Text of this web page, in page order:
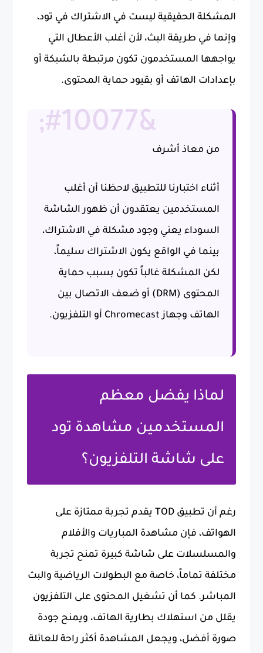
المشكلة الحقيقية ليست في الاشتراك في تود،
وإنما في طريقة البث، لأن أغلب الأعطال التي
يواجهها المستخدمون تكون مرتبطة بالشبكة أو
بإعدادات الهاتف أو بقيود حماية المحتوى.
من معاذ أشرف
أثناء اختبارنا للتطبيق لاحظنا أن أغلب
المستخدمين يعتقدون أن ظهور الشاشة
السوداء يعني وجود مشكلة في الاشتراك،
بينما في الواقع يكون الاشتراك سليماً،
لكن المشكلة غالباً تكون بسبب حماية
المحتوى (DRM) أو ضعف الاتصال بين
الهاتف وجهاز Chromecast أو التلفزيون.
لماذا يفضل معظم
المستخدمين مشاهدة تود
على شاشة التلفزيون؟
رغم أن تطبيق TOD يقدم تجربة ممتازة على
الهواتف، فإن مشاهدة المباريات والأفلام
والمسلسلات على شاشة كبيرة تمنح تجربة
مختلفة تماماً، خاصة مع البطولات الرياضية والبث
المباشر. كما أن تشغيل المحتوى على التلفزيون
يقلل من استهلاك بطارية الهاتف، ويمنح جودة
صورة أفضل، ويجعل المشاهدة أكثر راحة للعائلة